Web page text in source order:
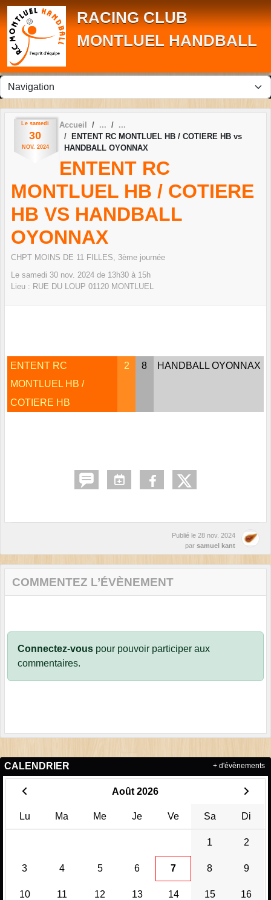
RACING CLUB
MONTLUEL HANDBALL
Le samedi
30
NOV. 2024
Accueil
ENTENT RC MONTLUEL HB / COTIERE HB vs
HANDBALL OYONNAX
ENTENT RC
MONTLUEL HB / COTIERE
HB VS HANDBALL
OYONNAX
CHPT MOINS DE 11 FILLES, 3ème journée
Le samedi 30 nov. 2024 de 13h30 à 15h
Lieu : RUE DU LOUP 01120 MONTLUEL
ENTENT RC
MONTLUEL HB /
COTIERE HB
2 8 HANDBALL OYONNAX
Publié le 28 nov. 2024
par samuel kant
COMMENTEZ L’ÉVÈNEMENT
Connectez-vous pour pouvoir participer aux
commentaires.
CALENDRIER
Août 2026
Lu Ma Me Je Ve Sa Di
1 2
3 4 5 6 7 8 9
10 11 12 13 14 15 16
+ d'évènements
Panneau de gestion des cookies